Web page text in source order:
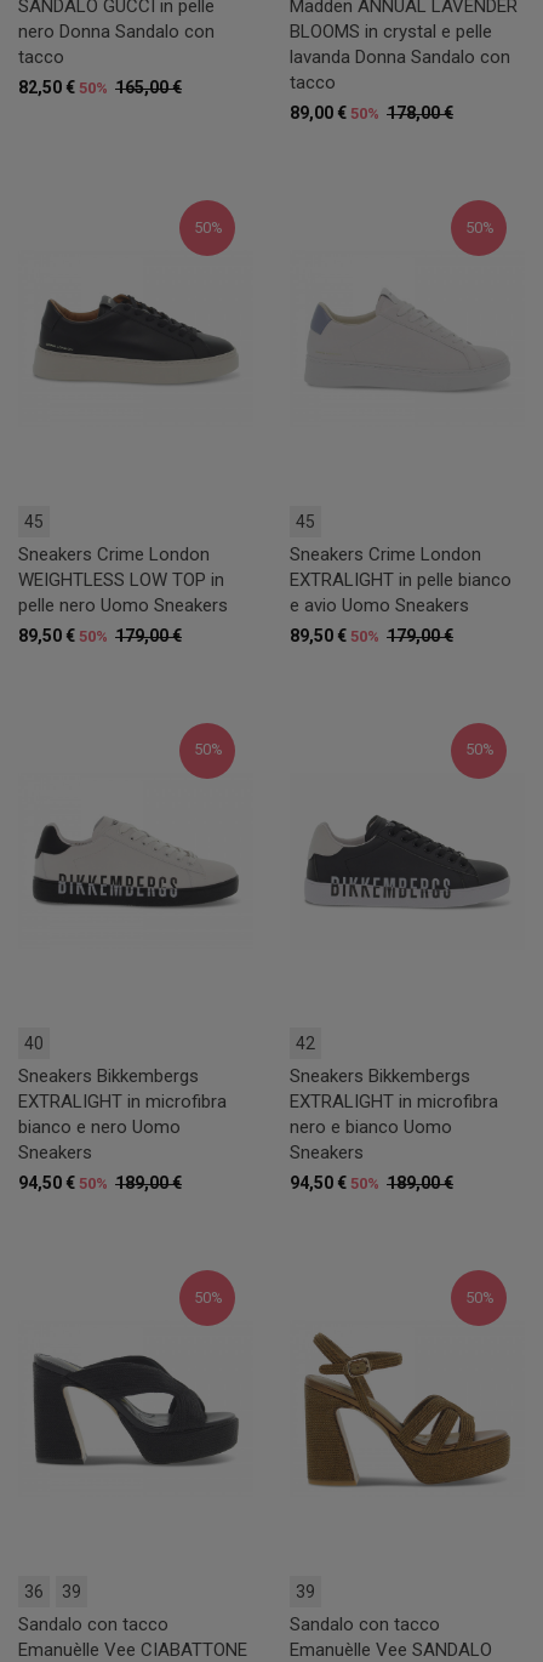
SANDALO GUCCI in pelle
nero Donna Sandalo con
tacco
165,00 €
82,50 € 50%
Madden ANNUAL LAVENDER
BLOOMS in crystal e pelle
lavanda Donna Sandalo con
tacco
178,00 €
89,00 € 50%
50%
45
Sneakers Crime London
WEIGHTLESS LOW TOP in
pelle nero Uomo Sneakers
179,00 €
89,50 € 50%
50%
45
Sneakers Crime London
EXTRALIGHT in pelle bianco
e avio Uomo Sneakers
179,00 €
89,50 € 50%
50%
40
Sneakers Bikkembergs
EXTRALIGHT in microfibra
bianco e nero Uomo
Sneakers
189,00 €
94,50 € 50%
50%
42
Sneakers Bikkembergs
EXTRALIGHT in microfibra
nero e bianco Uomo
Sneakers
189,00 €
94,50 € 50%
50%
36 39
Sandalo con tacco
Emanuèlle Vee CIABATTONE
50%
39
Sandalo con tacco
Emanuèlle Vee SANDALO